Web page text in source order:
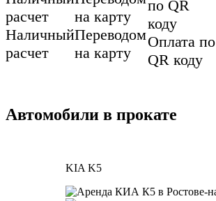
Наличный
расчет
Переводом
на карту
Оплата по
QR коду
Автомобили в прокате
KIA K5